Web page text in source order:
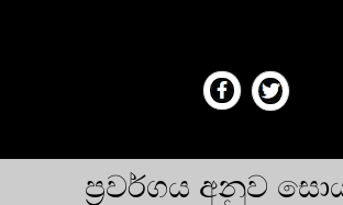
ප්‍රවර්ගය අනුව